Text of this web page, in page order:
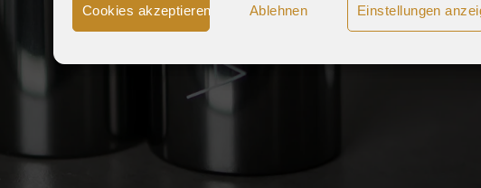
Cookies akzeptieren Ablehnen Einstellungen